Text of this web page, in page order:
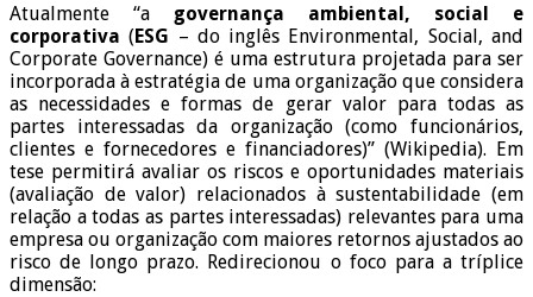
Atualmente “a governança ambiental, social e
corporativa(ESG – do inglês Environmental, Social, and
Corporate Governance) é uma estrutura projetada para ser
incorporada à estratégia de uma organização que considera
as necessidades e formas de gerar valor para todas as
partes interessadas da organização (como funcionários,
clientes e fornecedores e financiadores)” (Wikipedia). Em
tese permitirá avaliar os riscos e oportunidades materiais
(avaliação de valor) relacionados à sustentabilidade (em
relação a todas as partes interessadas) relevantes para uma
empresa ou organização com maiores retornos ajustados ao
risco de longo prazo. Redirecionou o foco para a tríplice
dimensão: